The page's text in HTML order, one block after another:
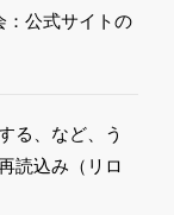
：公式サイトの
る、など、う
読込み（リロ